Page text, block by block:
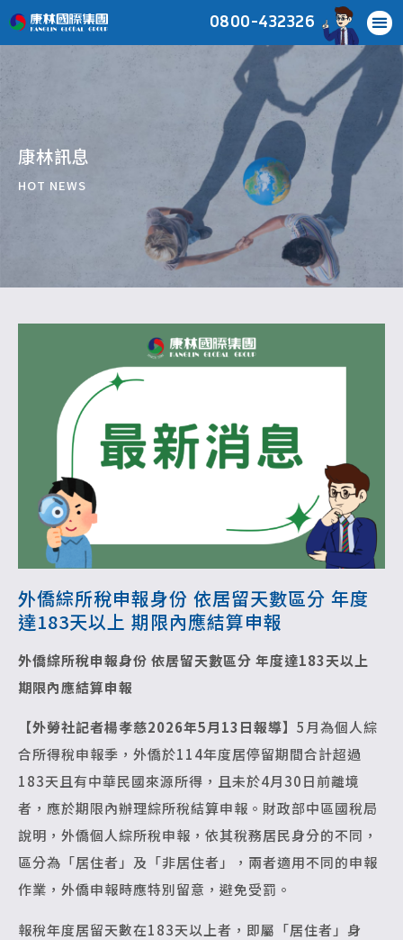
0800-432326
康林訊息
HOT NEWS
外僑綜所稅申報身份 依居留天數區分 年度
達183天以上 期限內應結算申報
外僑綜所稅申報身份 依居留天數區分 年度達183天以上
期限內應結算申報
【外勞社記者楊孝慈2026年5月13日報導】 5月為個人綜
合所得稅申報季，外僑於114年度居停留期間合計超過
183天且有中華民國來源所得，且未於4月30日前離境
者，應於期限內辦理綜所稅結算申報。財政部中區國稅局
說明，外僑個人綜所稅申報，依其稅務居民身分的不同，
區分為「居住者」及「非居住者」，兩者適用不同的申報
作業，外僑申報時應特別留意，避免受罰。
報稅年度居留天數在183天以上者，即屬「居住者」身